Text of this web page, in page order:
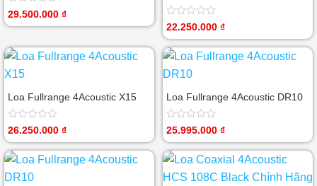
Được
5
sao
29.500.000 ₫
Được
hạng
0
sao
22.250.000 ₫
Loa Fullrange 4Acoustic X15
Được
hạng
0
sao
26.250.000 ₫
Loa Fullrange 4Acoustic DR10
Được
hạng
0
sao
25.995.000 ₫